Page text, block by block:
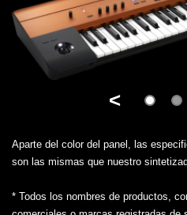
<
Aparte del color del panel, las
son las mismas que nuestro
* Todos los nombres de productos,